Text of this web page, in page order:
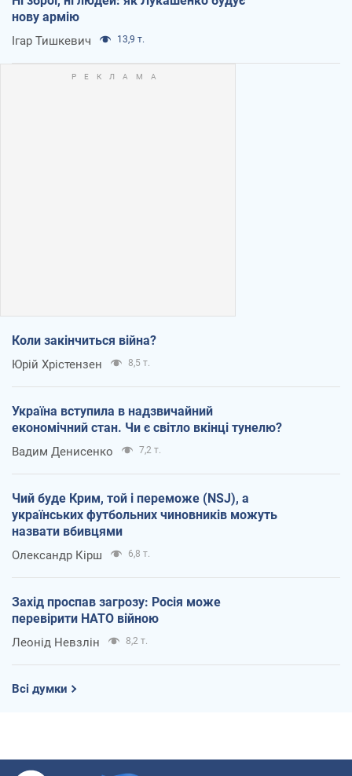
нову армію
Ігар Тишкевич 13,9 т.
Коли закінчиться війна?
Юрій Хрістензен 8,5 т.
Україна вступила в надзвичайний
економічний стан. Чи є світло вкінці тунелю?
Вадим Денисенко 7,2 т.
Чий буде Крим, той і переможе (NSJ), а
українських футбольних чиновників можуть
назвати вбивцями
Олександр Кірш 6,8 т.
Захід проспав загрозу: Росія може
перевірити НАТО війною
Леонід Невзлін 8,2 т.
Всі думки